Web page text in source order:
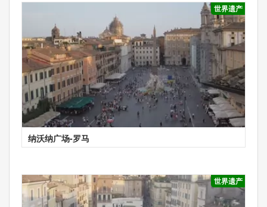
世界遗产
纳沃纳广场-罗马
世界遗产